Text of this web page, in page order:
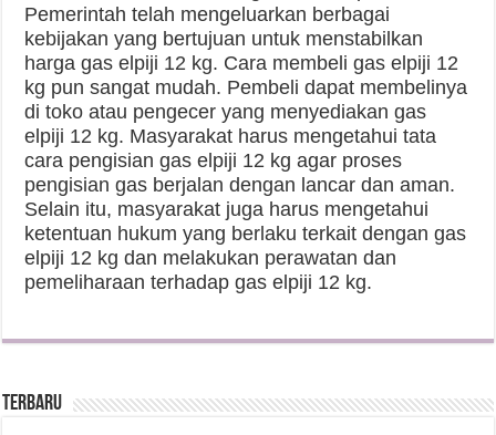
Pemerintah telah mengeluarkan berbagai
kebijakan yang bertujuan untuk menstabilkan
harga gas elpiji 12 kg. Cara membeli gas elpiji 12
kg pun sangat mudah. Pembeli dapat membelinya
di toko atau pengecer yang menyediakan gas
elpiji 12 kg. Masyarakat harus mengetahui tata
cara pengisian gas elpiji 12 kg agar proses
pengisian gas berjalan dengan lancar dan aman.
Selain itu, masyarakat juga harus mengetahui
ketentuan hukum yang berlaku terkait dengan gas
elpiji 12 kg dan melakukan perawatan dan
pemeliharaan terhadap gas elpiji 12 kg.
Terbaru